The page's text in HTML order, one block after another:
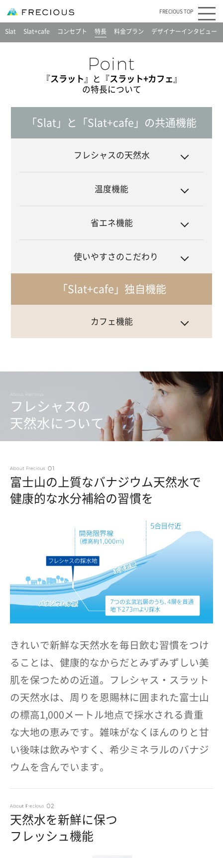
FRECIOUS TOP
Slat Slat+cafe コンセプト 特長 料金プラン デザイナーインタビュー
『スラット 』と『スラット+カフェ 』
の特長について
「Slat」と「Slat+cafe」の共通機能
フレシャスの天然水
温度機能
省エネ機能
使いやすさのこだわり
「Slat+cafe」独自機能
カフェ機能
フレシャスの
天然水について
富士山の上質なバナジウム天然水で
健康的な水分補給の習慣を
きれいで新鮮な天然水を毎日飲む習慣をつけ
ることは、健康的なからだとみずみずしい美
肌を保つための近道。フレシャス・スラット
の天然水は、周りを恩賜林に囲まれた富士山
の標高1,000メートル地点で採水される貴重
な大地の恵みです。雑味がなくほんのりと甘
い後味は飲みやすく、希少ミネラルのバナジ
ウムを含んでいます。
天然水を新鮮に保つ
フレッシュ機能